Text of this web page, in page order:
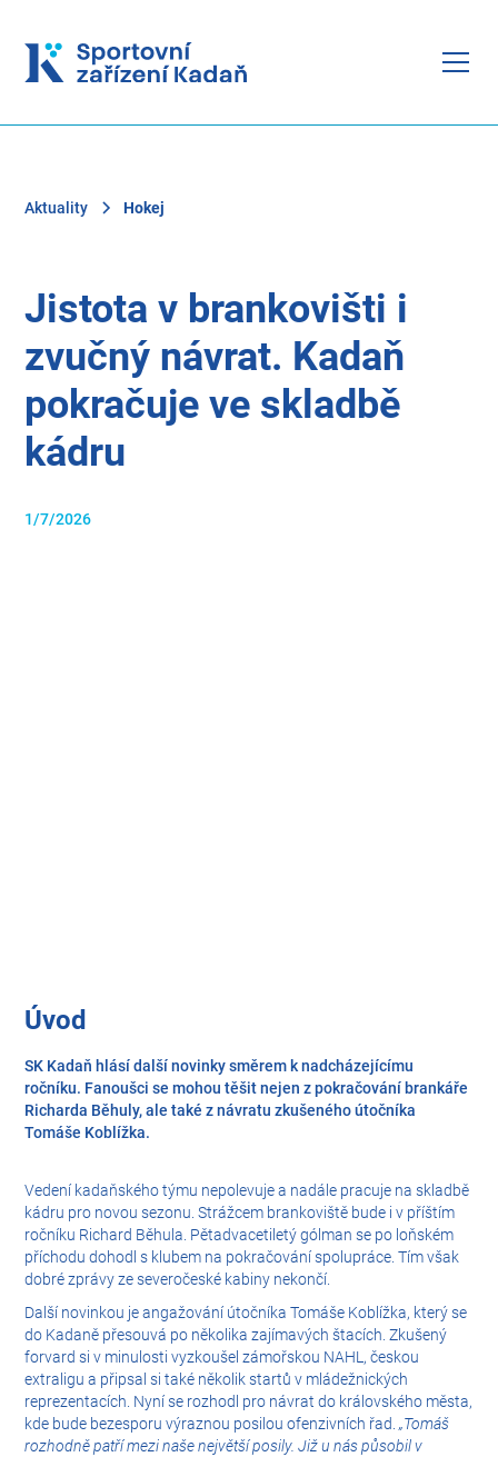
Aktuality Hokej
Jistota v brankovišti i
zvučný návrat. Kadaň
pokračuje ve skladbě
kádru
1/7/2026
Úvod
SK Kadaň hlásí další novinky směrem k nadcházejícímu
ročníku. Fanoušci se mohou těšit nejen z pokračování brankáře
Richarda Běhuly, ale také z návratu zkušeného útočníka
Tomáše Koblížka.
Vedení kadaňského týmu nepolevuje a nadále pracuje na skladbě
kádru pro novou sezonu. Strážcem brankoviště bude i v příštím
ročníku Richard Běhula. Pětadvacetiletý gólman se po loňském
příchodu dohodl s klubem na pokračování spolupráce. Tím však
dobré zprávy ze severočeské kabiny nekončí.
Další novinkou je angažování útočníka Tomáše Koblížka, který se
do Kadaně přesouvá po několika zajímavých štacích. Zkušený
forvard si v minulosti vyzkoušel zámořskou NAHL, českou
extraligu a připsal si také několik startů v mládežnických
reprezentacích. Nyní se rozhodl pro návrat do královského města,
kde bude bezesporu výraznou posilou ofenzivních řad.„Tomáš
rozhodně patří mezi naše největší posily. Již u nás působil v